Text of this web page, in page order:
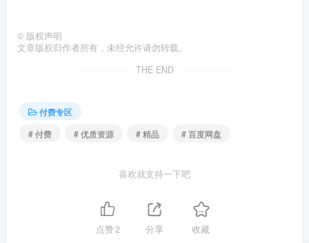
© 版权声明
文章版权归作者所有，未经允许请勿转载。
THE END
付费专区
# 付费
# 优质资源 # 精品 # 百度网盘
喜欢就支持一下吧
点赞2 分享 收藏